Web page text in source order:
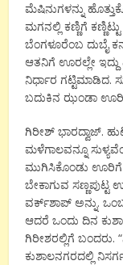
ಮೆಷಿನುಗಳನ್ನು
ಮಗನಲ್ಲಿ ಕಣ್ಣಿಗೆ
ಬೆಂಗಳೂರೆಂಬ ದುಬೈ
ಆತನಿಗೆ ಊರಲ್ಲೇ
ನಿರ್ಧಾರ ಗಟ್ಟಿಮಾಡಿದ.
ಬದುಕಿನ ಝಂಡಾ
ಗಿರೀಶ್ ಭಾರದ್ವಾಜ್.
ಮಳೆಗಾಲವನ್ನೂ
ಮುಗಿಸಿಕೊಂಡು ಊರಿಗೆ
ಬೇಕಾಗುವ
ವರ್ಕ್‍ಶಾಪ್ ಅನ್ನು.
ಆದರೆ ಒಂದು ದಿನ
ಗಿರೀಶರಲ್ಲಿಗೆ ಬಂದರು.
ಕುಶಾಲನಗರದಲ್ಲಿ